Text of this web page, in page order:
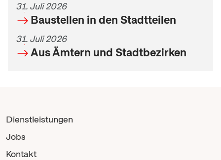
31. Juli 2026
Baustellen in den Stadtteilen
31. Juli 2026
Aus Ämtern und Stadtbezirken
Dienstleistungen
Jobs
Kontakt